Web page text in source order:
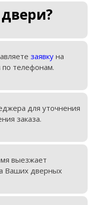
заявкуна
по телефонам.
для уточнения
заказа.
выезжает
Ваших дверных